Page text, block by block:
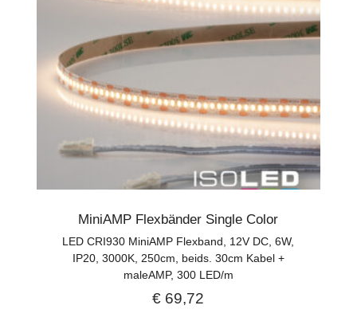
MiniAMP Flexbänder Single Color
LED CRI930 MiniAMP Flexband, 12V DC, 6W,
IP20, 3000K, 250cm, beids. 30cm Kabel +
maleAMP, 300 LED/m
€ 69,72